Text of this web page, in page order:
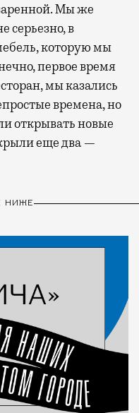
Мы же
серьезно, в
которую мы
первое время
мы казались
времена, но
открывать новые
еще два —
НИЖЕ